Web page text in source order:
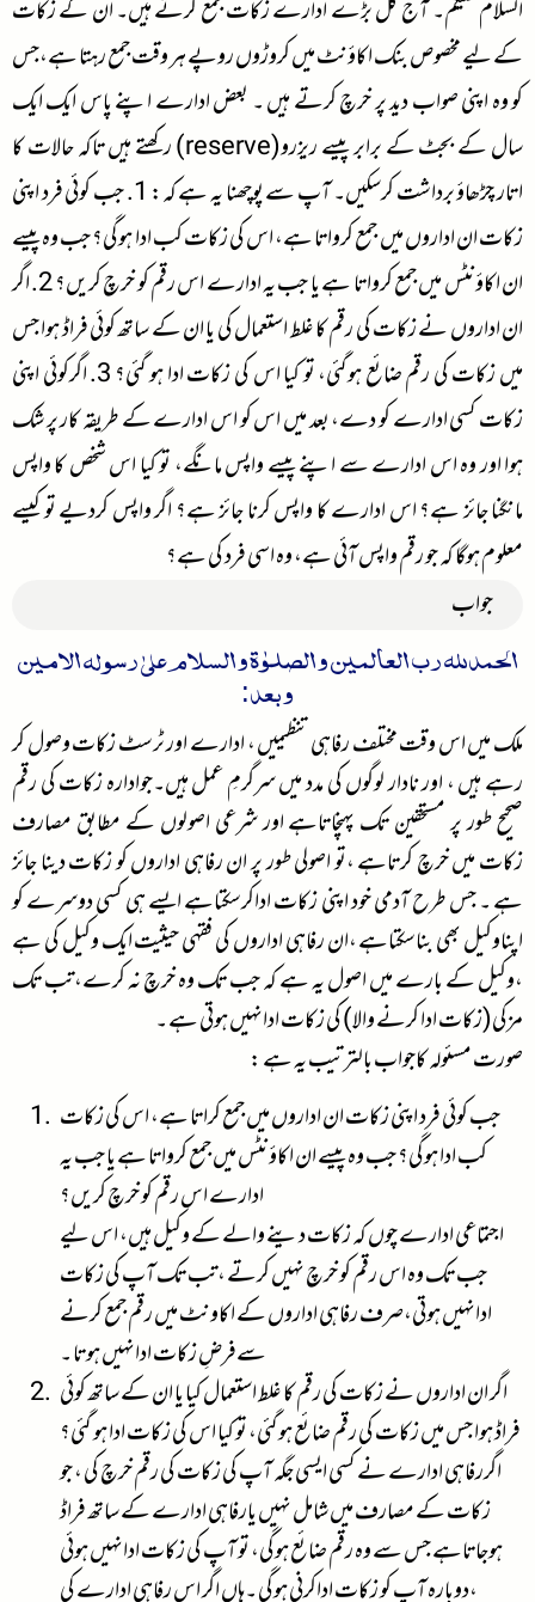
السلام علیکم۔ آج کل بڑے ادارے زکات جمع کرتے ہیں۔ ان کے زکات
کے لیے مخصوص بنک اکاؤنٹ میں کروڑوں روپے ہر وقت جمع رہتا ہے،جس
کو وہ اپنی صواب دید پر خرچ کرتے ہیں ۔ بعض ادارے اپنے پاس ایک ایک
سال کے بجٹ کے برابر پیسے ریزرو(reserve) رکھتے ہیں تاکہ حالات کا
اتار چڑھاؤ برداشت کرسکیں۔ آپ سے پوچھنا یہ ہے کہ: 1. جب کوئی فرد اپنی
زکات ان اداروں میں جمع کرواتا ہے، اس کی زکات کب ادا ہوگی؟ جب وہ پیسے
ان اکاؤنٹس میں جمع کرواتا ہے یا جب یہ ادارے اس رقم کو خرچ کریں؟ 2. اگر
ان اداروں نے زکات کی رقم کا غلط استعمال کی یا ان کے ساتھ کوئی فراڈ ہوا جس
میں زکات کی رقم ضائع ہوگئی، تو کیا اس کی زکات ادا ہو گئی؟ 3. اگرکوئی اپنی
زکات کسی ادارے کو دے، بعد میں اس کو اس ادارے کے طریقہ کار پر شک
ہوا اور وہ اس ادارے سے اپنے پیسے واپس مانگے، تو کیا اس شخص کا واپس
مانگنا جائز ہے؟ اس ادارے کا واپس کرنا جائز ہے؟ اگر واپس کردیے تو کیسے
معلوم ہوگا کہ جو رقم واپس آئی ہے، وہ اسی فرد کی ہے؟
جواب
الحمدللہ رب العالمین والصلوٰۃ والسلام علیٰ رسولہ الامین
وبعد:
ملک میں اس وقت مختلف رفاہی تنظیمیں ، ادارے اور ٹرسٹ زکات وصول کر
رہے ہیں ، اور نادار لوگوں کی مدد میں سرگرمِ عمل ہیں۔جوادارہ زکات کی رقم
صحیح طور پر مستحقین تک پہنچاتاہے اور شرعی اصولوں کے مطابق مصارف
زکات میں خرچ کرتاہے ،تو اصولی طور پر ان رفاہی اداروں کو زکات دینا جائز
ہے ۔ جس طرح آدمی خود اپنی زکات اداکرسکتاہے ایسے ہی کسی دوسرے کو
اپناوکیل بھی بناسکتاہے ،ان رفاہی اداروں کی فقہی حیثیت ایک وکیل کی ہے
،وکیل کے بارے میں اصول یہ ہے کہ جب تک وہ خرچ نہ کرے،تب تک
مزکی(زکات ادا کرنے والا) کی زکات ادانہیں ہوتی ہے ۔
صورت مسئولہ کاجواب بالترتیب یہ ہے :
جب کوئی فرد اپنی زکات ان اداروں میں جمع کراتا ہے، اس کی زکات
کب ادا ہوگی؟ جب وہ پیسے ان اکاؤنٹس میں جمع کرواتا ہے یا جب یہ
ادارے اس رقم کو خرچ کریں؟
اجتماعی ادارے چوں کہ زکات دینے والے کے وکیل ہیں، اس لیے
جب تک وہ اس رقم کو خرچ نہیں کرتے ،تب تک آپ کی زکات
ادانہیں ہوتی،صرف رفاہی اداروں کے اکاونٹ میں رقم جمع کرنے
سےفرضِ زکات ادانہیں ہوتا ۔
اگر ان اداروں نے زکات کی رقم کا غلط استعمال کیا یا ان کے ساتھ کوئی
فراڈ ہوا جس میں زکات کی رقم ضائع ہوگئی، تو کیا اس کی زکات ادا ہو گئی؟
اگررفاہی ادارے نے کسی ایسی جگہ آپ کی زکات کی رقم خرچ کی ، جو
زکات کے مصارف میں شامل نہیں یارفاہی ادارے کے ساتھ فراڈ
ہوجاتاہے جس سے وہ رقم ضائع ہوگی، تو آپ کی زکات ادانہیں ہوئی
،دوبارہ آپ کو زکات اداکرنی ہوگی ۔ہاں اگر اس رفاہی ادارے کی